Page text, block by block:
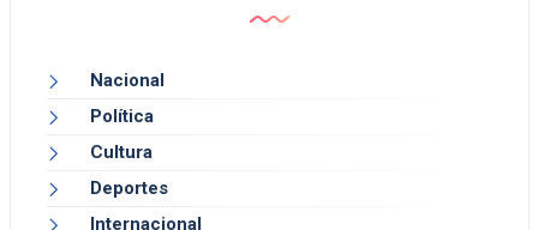
Nacional
Política
Cultura
Deportes
Internacional